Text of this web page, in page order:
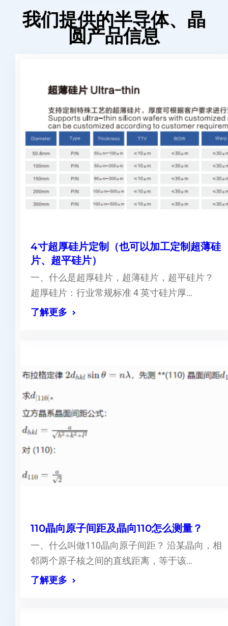
我们提供的半导体、晶
圆产品信息
4寸超厚硅片定制（也可以加工定制超薄硅
片、超平硅片）
一、什么是超厚硅片，超薄硅片，超平硅片？
超厚硅片：行业常规标准 4 英寸硅片厚…
了解更多
110晶向原子间距及晶向110怎么测量？
一、什么叫做110晶向原子间距？ 沿某晶向，相
邻两个原子核之间的直线距离，等于该…
了解更多